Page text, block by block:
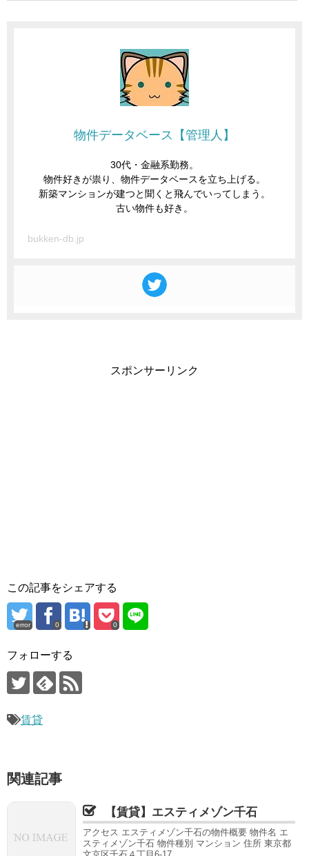
物件データベース【管理人】
30代・金融系勤務。
物件好きが祟り、物件データベースを立ち上げる。
新築マンションが建つと聞くと飛んでいってしまう。
古い物件も好き。
bukken-db.jp
スポンサーリンク
この記事をシェアする
error 0 0
フォローする
賃貸
関連記事
【賃貸】エスティメゾン千石
アクセス エスティメゾン千石の物件概要 物件名 エ
スティメゾン千石 物件種別 マンション 住所 東京都